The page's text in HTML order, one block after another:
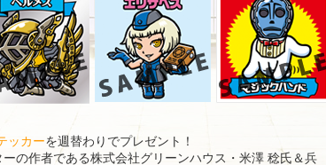
ッカーを週替わりでプレゼント！
ーの作者である株式会社グリーンハウス・米澤 稔氏＆兵